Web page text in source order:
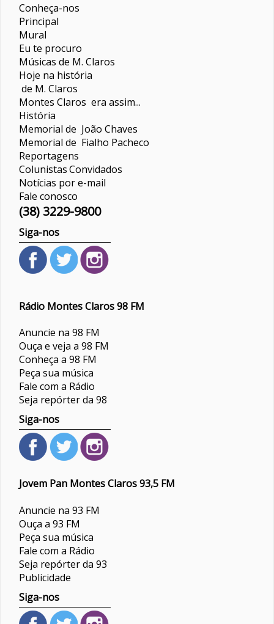
Conheça-nos
Principal
Mural
Eu te procuro
Músicas de M. Claros
Hoje na história
de M. Claros
Montes Claros era assim...
História
Memorial de João Chaves
Memorial de Fialho Pacheco
Reportagens
ColunistasConvidados
Notícias por e-mail
Fale conosco
(38) 3229-9800
Siga-nos
Rádio Montes Claros 98 FM
Anuncie na 98 FM
Ouça e veja a 98 FM
Conheça a 98 FM
Peça sua música
Fale com a Rádio
Seja repórter da 98
Siga-nos
Jovem Pan Montes Claros 93,5 FM
Anuncie na 93 FM
Ouça a 93 FM
Peça sua música
Fale com a Rádio
Seja repórter da 93
Publicidade
Siga-nos